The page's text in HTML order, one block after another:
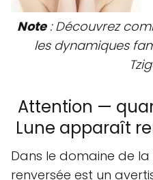
Note: Découvrez
les dynamiques
Attention —
Lune apparaît
Dans le domaine de la
renversée est un